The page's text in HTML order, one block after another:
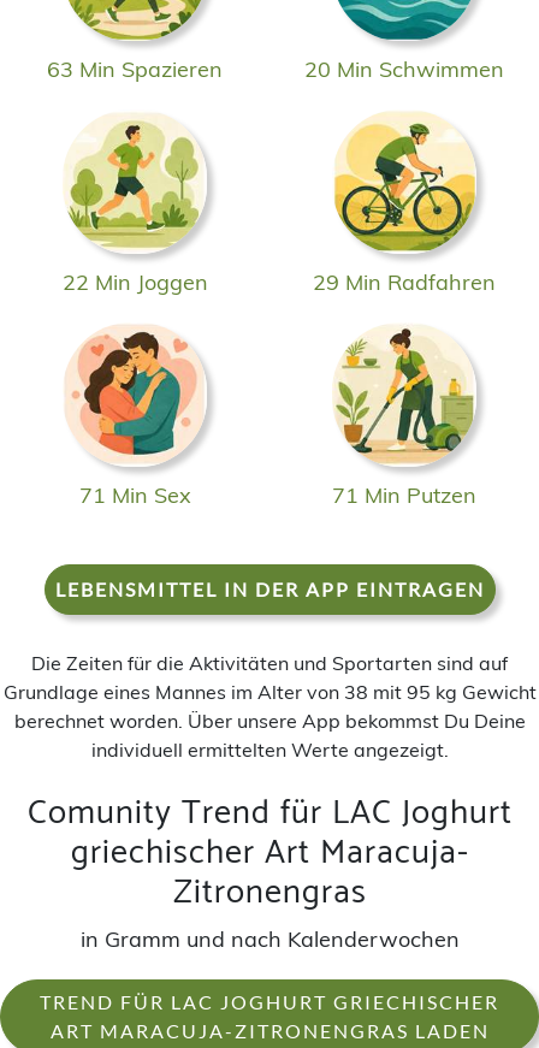
63 Min Spazieren 20 Min Schwimmen
22 Min Joggen 29 Min Radfahren
71 Min Sex 71 Min Putzen
LEBENSMITTEL IN DER APP EINTRAGEN
Die Zeiten für die Aktivitäten und Sportarten sind auf
Grundlage eines Mannes im Alter von 38 mit 95 kg Gewicht
berechnet worden. Über unsere App bekommst Du Deine
individuell ermittelten Werte angezeigt.
Comunity Trend für LAC Joghurt
griechischer Art Maracuja-
Zitronengras
in Gramm und nach Kalenderwochen
TREND FÜR LAC JOGHURT GRIECHISCHER
ART MARACUJA-ZITRONENGRAS LADEN